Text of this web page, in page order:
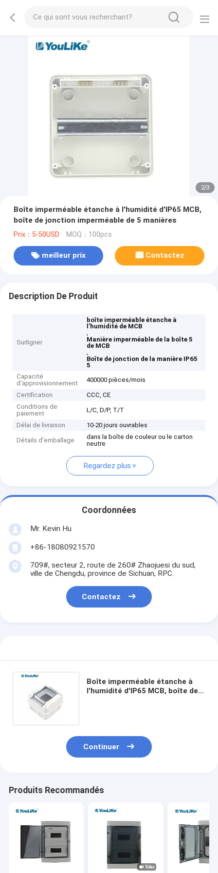
2/3
Boîte imperméable étanche à l'humidité d'IP65 MCB,
boîte de jonction imperméable de 5 manières
Prix：5-50USD MOQ：100pcs
meilleur prix Contactez
Description De Produit
Surligner
boîte imperméable étanche à
l'humidité de MCB
,
Manière imperméable de la boîte 5
de MCB
,
Boîte de jonction de la manière IP65
5
Capacité
d'approvisionnement
400000 pièces/mois
Certification
CCC, CE
Conditions de
paiement
L/C, D/P, T/T
Délai de livraison 10-20 jours ouvrables
Détails d'emballage
dans la boîte de couleur ou le carton
neutre
Regardez plus
Coordonnées
Mr. Kevin Hu
+86-18080921570
709#, secteur 2, route de 260# Zhaojuesi du sud,
ville de Chengdu, province de Sichuan, RPC.
Contactez
Boîte imperméable étanche à
l'humidité d'IP65 MCB, boîte de
Continuer
Produits Recommandés